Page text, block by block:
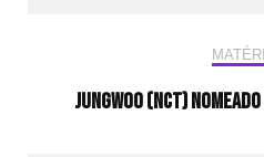
Jungwoo (NCT)